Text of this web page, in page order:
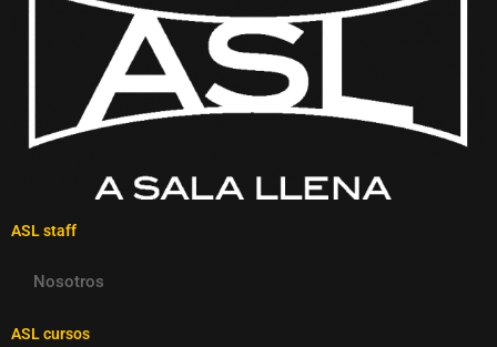
ASL staff
Nosotros
ASL cursos